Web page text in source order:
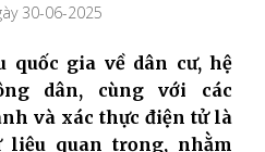
30-06-2025
quốc gia về dân cư, hệ
dân, cùng với các
và xác thực điện tử là
quan trọng, nhằm